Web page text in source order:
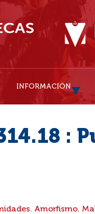
INFORMACIÓN
:
Amorfismo.